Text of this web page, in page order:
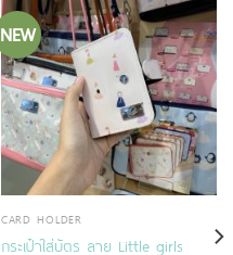
NEW
CARD HOLDER
กระเป๋าใส่บัตร ลาย Little girls